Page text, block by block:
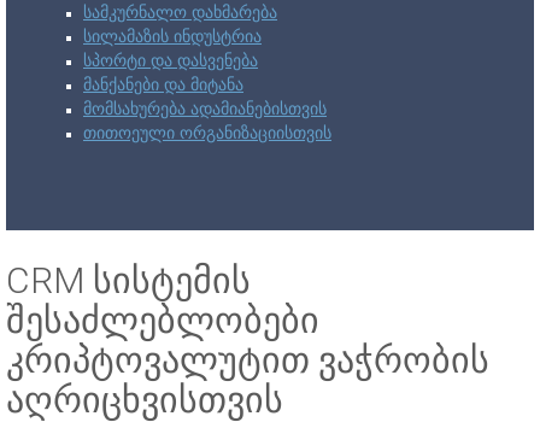
სამკურნალო დახმარება
სილამაზის ინდუსტრია
სპორტი და დასვენება
მანქანები და მიტანა
მომსახურება ადამიანებისთვის
თითოეული ორგანიზაციისთვის
CRM სისტემის
შესაძლებლობები
კრიპტოვალუტით ვაჭრობის
აღრიცხვისთვის